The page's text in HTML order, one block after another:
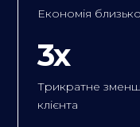
Економія
3x
Трикратне
клієнта